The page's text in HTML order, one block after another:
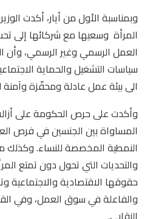
وبمناسبة الأول من أيار، أكدت
المرأة وسعيها مع شركائها إلى
العمل الرسمي وغير الرسمي، وأن
سياسات التشغيل والحماية
الى بيئة عمل عادلة ومحفّزة وآمنة
وأكدت على حرص الحكومة على
المساواة بين الجنسين في فرص
النمطية المخصصة للنساء. وكذلك
والتحديات التي تحول دون تمتع
حقوقها الاقتصادية والاجتماعية
والفاعلة في سوق العمل، وفي